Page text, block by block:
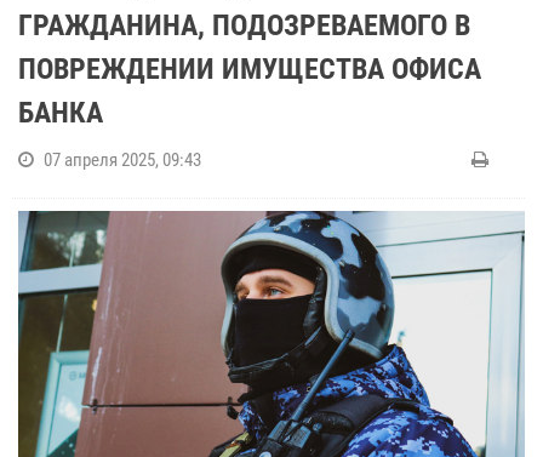
ГРАЖДАНИНА, ПОДОЗРЕВАЕМОГО В
ПОВРЕЖДЕНИИ ИМУЩЕСТВА ОФИСА
БАНКА
07 апреля 2025, 09:43